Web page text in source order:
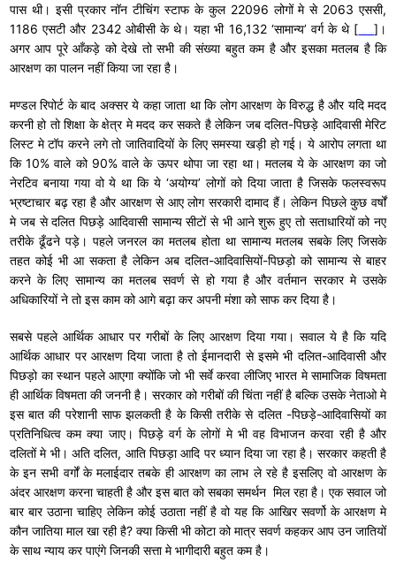
पास थी। इसी प्रकार नॉन टीचिंग स्टाफ के कुल 22096 लोगों मे से 2063 एससी,
1186 एसटी और 2342 ओबीसी के थे। यहा भी 16,132 ‘सामान्य’ वर्ग के थे [
]।
अगर आप पूरे आँकड़े को देखे तो सभी की संख्या बहुत कम है और इसका मतलब है कि
आरक्षण का पालन नहीं किया जा रहा है।
मण्डल रिपोर्ट के बाद अक्सर ये कहा जाता था कि लोग आरक्षण के विरुद्ध है और यदि मदद
करनी हो तो शिक्षा के क्षेत्र मे मदद कर सकते है लेकिन जब दलित-पिछड़े आदिवासी मेरिट
लिस्ट मे टॉप करने लगे तो जातिवादियों के लिए समस्या खड़ी हो गई। ये आरोप लगता था
कि 10% वाले को 90% वाले के ऊपर थोपा जा रहा था। मतलब ये के आरक्षण का जो
नेरटिव बनाया गया वो ये था कि ये ‘अयोग्य’ लोगों को दिया जाता है जिसके फलस्वरूप
भ्रष्टाचार बढ़ रहा है और आरक्षण से आए लोग सरकारी दामाद हैं। लेकिन पिछले कुछ वर्षों
मे जब से दलित पिछड़े आदिवासी सामान्य सीटों से भी आने शुरू हुए तो सताधारियों को नए
तरीके ढूँढने पड़े। पहले जनरल का मतलब होता था सामान्य मतलब सबके लिए जिसके
तहत कोई भी आ सकता है लेकिन अब दलित-आदिवासियों-पिछड़ो को सामान्य से बाहर
करने के लिए सामान्य का मतलब सवर्ण से हो गया है और वर्तमान सरकार मे उसके
अधिकारियों ने तो इस काम को आगे बढ़ा कर अपनी मंशा को साफ कर दिया है।
सबसे पहले आर्थिक आधार पर गरीबों के लिए आरक्षण दिया गया। सवाल ये है कि यदि
आर्थिक आधार पर आरक्षण दिया जाता है तो ईमानदारी से इसमे भी दलित-आदिवासी और
पिछड़ो का स्थान पहले आएगा क्योंकि जो भी सर्वे करवा लीजिए भारत मे सामाजिक विषमता
ही आर्थिक विषमता की जननी है। सरकार को गरीबों की चिंता नहीं है बल्कि उसके नेताओ मे
इस बात की परेशानी साफ झलकती है के किसी तरीके से दलित -पिछड़े-आदिवासियों का
प्रतिनिधित्व कम क्या जाए। पिछड़े वर्ग के लोगों मे भी वह विभाजन करवा रही है और
दलितों मे भी। अति दलित, आति पिछड़ा आदि पर ध्यान दिया जा रहा है। सरकार कहती है
के इन सभी वर्गों के मलाईदार तबके ही आरक्षण का लाभ ले रहे है इसलिए वो आरक्षण के
अंदर आरक्षण करना चाहती है और इस बात को सबका समर्थन मिल रहा है। एक सवाल जो
बार बार उठाना चाहिए लेकिन कोई उठाता नहीं है वो यह कि आखिर सवर्णो के आरक्षण मे
कौन जातिया माल खा रही है? क्या किसी भी कोटा को मात्र सवर्ण कहकर आप उन जातियों
के साथ न्याय कर पाएंगे जिनकी सत्ता मे भागीदारी बहुत कम है।